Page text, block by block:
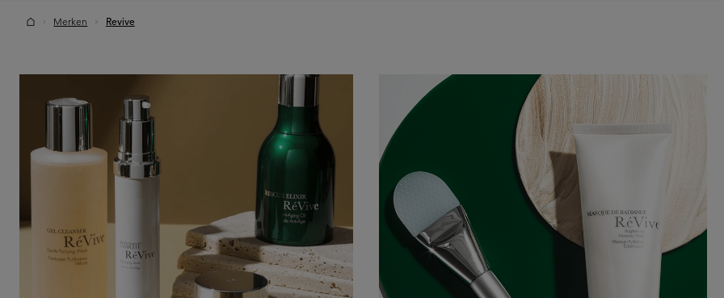
Merken Revive